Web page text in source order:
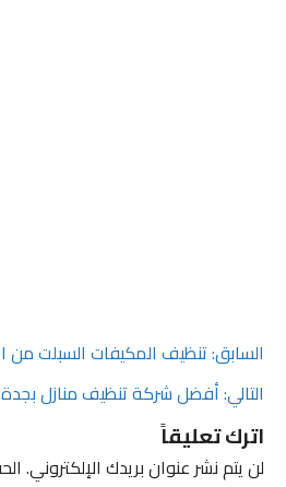
تصفّح
المقالات
السابق: تنظيف المكيفات السبلت من
التالي:أفضل شركة تنظيف منازل بجدة
اترك تعليقاً
لن يتم نشر عنوان بريدك الإلكتروني.